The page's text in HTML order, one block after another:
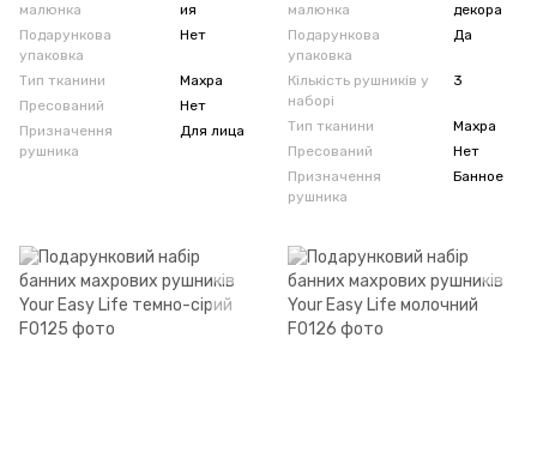
малюнка
ия
Подарункова
упаковка
Нет
Тип тканини
Махра
Пресований
Нет
Призначення
рушника
Для лица
малюнка
декора
Подарункова
упаковка
Да
Кількість рушників у
наборі
3
Тип тканини
Махра
Пресований
Нет
Призначення
рушника
Банное